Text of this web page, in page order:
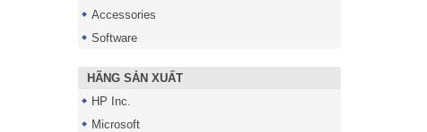
Accessories
Software
HÃNG SẢN XUẤT
HP Inc.
Microsoft